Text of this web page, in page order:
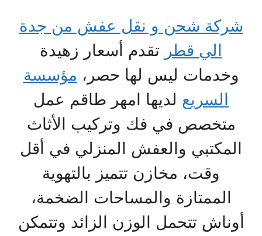
شركة شحن و نقل عفش من جدة
الي قطر تقدم أسعار زهيدة
وخدمات ليس لها حصر، مؤسسة
السريع لديها امهر طاقم عمل
متخصص في فك وتركيب الأثاث
المكتبي والعفش المنزلي في أقل
وقت، مخازن تتميز بالتهوية
الممتازة والمساحات الضخمة،
أوناش تتحمل الوزن الزائد وتتمكن